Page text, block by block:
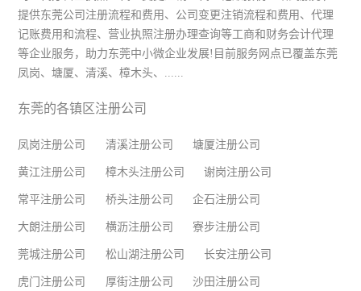
提供东莞公司注册流程和费用、公司变更注销流程和费用、代理
记账费用和流程、营业执照注册办理查询等工商和财务会计代理
等企业服务，助力东莞中小微企业发展!目前服务网点已覆盖东莞
凤岗、塘厦、清溪、樟木头、......
东莞的各镇区注册公司
凤岗注册公司 清溪注册公司 塘厦注册公司
黄江注册公司 樟木头注册公司 谢岗注册公司
常平注册公司 桥头注册公司 企石注册公司
大朗注册公司 横沥注册公司 寮步注册公司
莞城注册公司 松山湖注册公司 长安注册公司
虎门注册公司 厚街注册公司 沙田注册公司